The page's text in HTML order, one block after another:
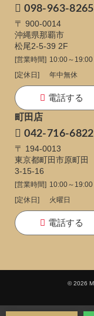
098-963-8265
〒 900-0014
沖縄県那覇市
松尾2-5-39 2F
[営業時間] 10:00～19:00
[定休日]
年中無休
電話する
町田店
042-716-6822
〒 194-0013
東京都町田市原町田
3-15-16
[営業時間] 10:00～19:00
[定休日]
火曜日
電話する
© 2026